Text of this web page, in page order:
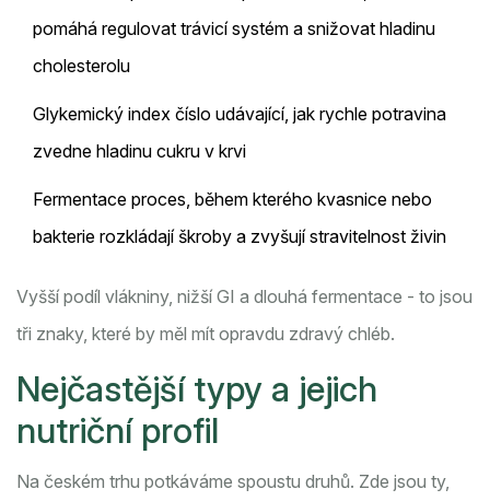
pomáhá regulovat trávicí systém a snižovat hladinu
cholesterolu
Glykemický index číslo udávající, jak rychle potravina
zvedne hladinu cukru v krvi
Fermentace proces, během kterého kvasnice nebo
bakterie rozkládají škroby a zvyšují stravitelnost živin
Vyšší podíl vlákniny, nižší GI a dlouhá fermentace - to jsou
tři znaky, které by měl mít opravdu zdravý chléb.
Nejčastější typy a jejich
nutriční profil
Na českém trhu potkáváme spoustu druhů. Zde jsou ty,